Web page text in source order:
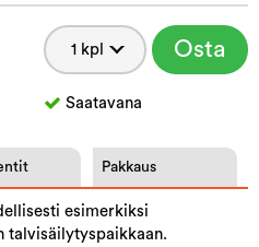
Osta
Saatavana
Pakkaus
esimerkiksi
talvisäilytyspaikkaan.